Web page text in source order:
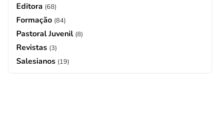
Editora (68)
Formação (84)
Pastoral Juvenil (8)
Revistas (3)
Salesianos (19)